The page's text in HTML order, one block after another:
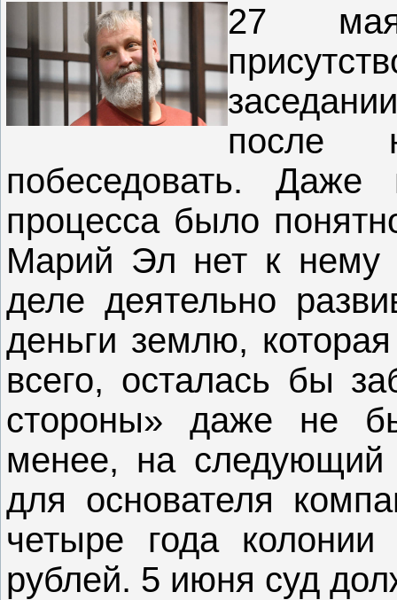
27
после
побеседовать. Даже
процесса было
Марий Эл нет к нему
деле деятельно
деньги землю,
всего, осталась бы
стороны» даже не
менее, на следующий
для основателя
четыре года
рублей. 5 июня суд